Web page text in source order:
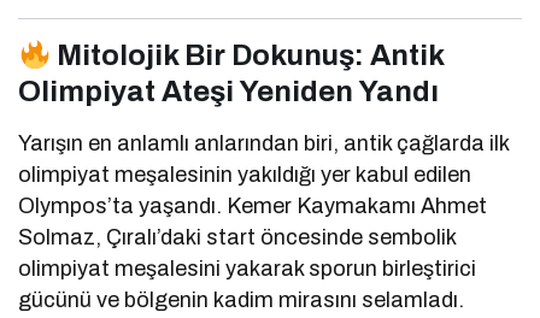
Mitolojik Bir Dokunuş: Antik
Olimpiyat Ateşi Yeniden Yandı
Yarışın en anlamlı anlarından biri, antik çağlarda ilk
olimpiyat meşalesinin yakıldığı yer kabul edilen
Olympos’ta yaşandı. Kemer Kaymakamı Ahmet
Solmaz, Çıralı’daki start öncesinde sembolik
olimpiyat meşalesini yakarak sporun birleştirici
gücünü ve bölgenin kadim mirasını selamladı.